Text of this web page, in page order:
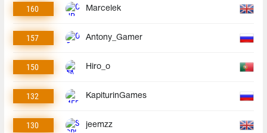
160 Marcelek
157 Antony_Gamer
150 Hiro_o
132 KapiturinGames
130 jeemzz